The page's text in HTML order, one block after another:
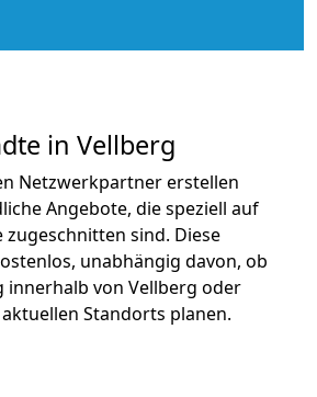
in Vellberg
Netzwerkpartner erstellen
Angebote, die speziell auf
sind. Diese
unabhängig davon, ob
innerhalb von Vellberg oder
Standorts planen.